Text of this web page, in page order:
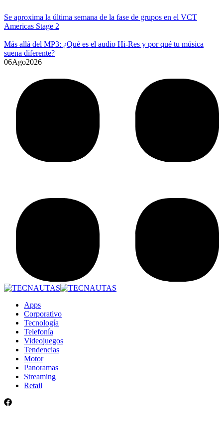
Se aproxima la última semana de la fase de grupos en el VCT
Americas Stage 2
Más allá del MP3: ¿Qué es el audio Hi-Res y por qué tu música
suena diferente?
06Ago2026
Apps
Corporativo
Tecnología
Telefonía
Videojuegos
Tendencias
Motor
Panoramas
Streaming
Retail